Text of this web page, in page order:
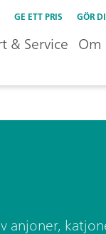
GE ETT PRIS GÖR
& Service Om